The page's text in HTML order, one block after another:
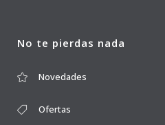
No te pierdas nada
Novedades
Ofertas